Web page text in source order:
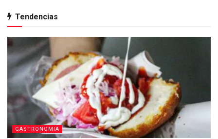
Tendencias
GASTRONOMIA